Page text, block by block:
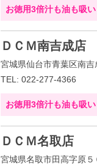
お徳用3倍汁も油も吸
ＤＣＭ南吉成店
宮城県仙台市青葉区南吉
TEL: 022-277-4366
お徳用3倍汁も油も吸
ＤＣＭ名取店
宮城県名取市田高字原５